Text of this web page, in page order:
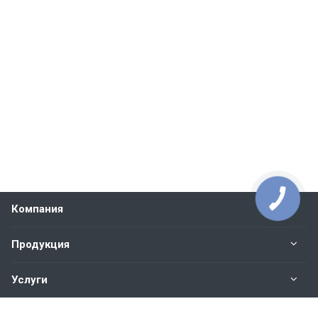
Компания
Продукция
Услуги